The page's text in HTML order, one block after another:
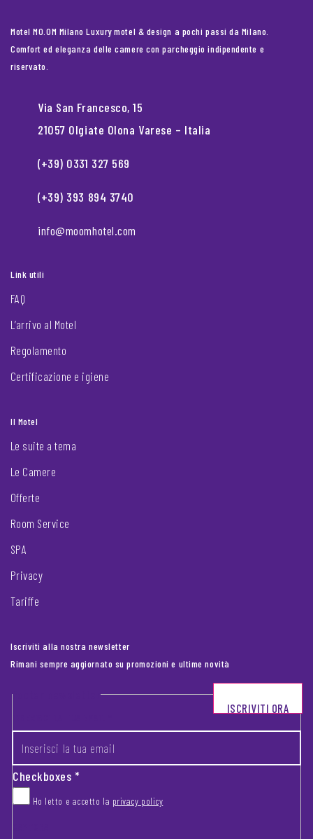
Motel MO.OM Milano Luxury motel & design a pochi passi da Milano.
Comfort ed eleganza delle camere con parcheggio indipendente e
riservato.
Via San Francesco, 15
21057 Olgiate Olona Varese – Italia
(+39) 0331 327 569
(+39) 393 894 3740
info@moomhotel.com
Link utili
FAQ
L’arrivo al Motel
Regolamento
Certificazione e igiene
Il Motel
Le suite a tema
Le Camere
Offerte
Room Service
SPA
Privacy
Tariffe
Iscriviti alla nostra newsletter
Rimani sempre aggiornato su promozioni e ultime novità
Footer newsletter
Checkboxes*
Ho letto e accetto la privacy policy
ISCRIVITI ORA